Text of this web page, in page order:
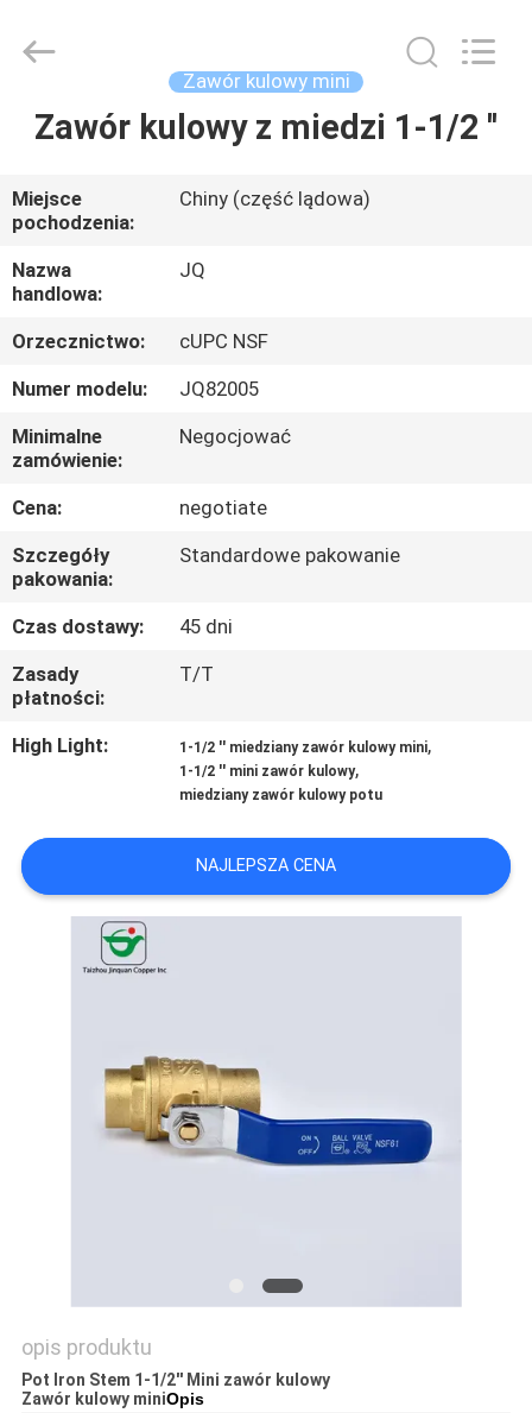
DOM
PRODUKTY
O
WYCIECZKA
PO
FABRYCE
KONTROLA
JAKOŚCI
SKONTAKTUJ
SIĘ
Z
AKTUALNOŚCI
POPROSIĆ
O
SITEMAP
Ltd..
Zawór kulowy mini
Zawór kulowy z miedzi 1-1/2 ''
Miejsce
pochodzenia:
Chiny (część lądowa)
Nazwa
handlowa:
JQ
Orzecznictwo:
cUPC NSF
Numer modelu:
JQ82005
Minimalne
zamówienie:
Negocjować
Cena:
negotiate
Szczegóły
pakowania:
Standardowe pakowanie
Czas dostawy:
45 dni
Zasady
płatności:
T/T
High Light: 1-1/2 '' miedziany zawór kulowy mini,
1-1/2 '' mini zawór kulowy,
miedziany zawór kulowy potu
NAJLEPSZA CENA
opis produktu
Pot Iron Stem 1-1/2'' Mini zawór kulowy
Zawór kulowy miniOpis